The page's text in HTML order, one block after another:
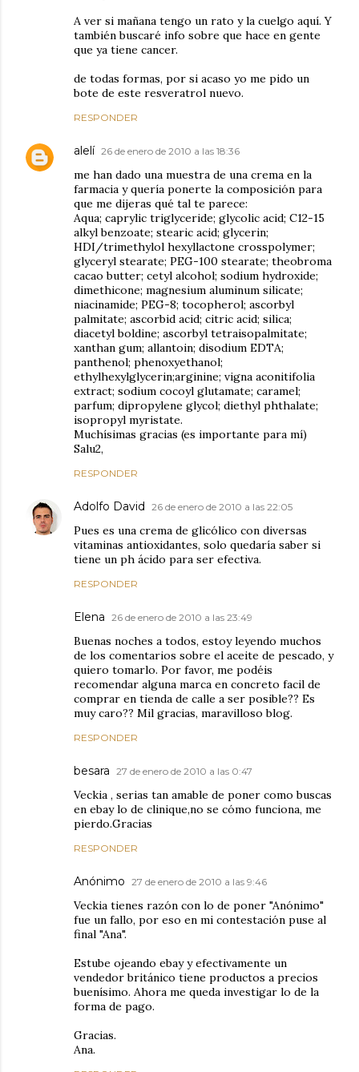
A ver si mañana tengo un rato y la cuelgo aquí. Y
también buscaré info sobre que hace en gente
que ya tiene cancer.
de todas formas, por si acaso yo me pido un
bote de este resveratrol nuevo.
RESPONDER
alelí 26 de enero de 2010 a las 18:36
me han dado una muestra de una crema en la
farmacia y quería ponerte la composición para
que me dijeras qué tal te parece:
Aqua; caprylic triglyceride; glycolic acid; C12-15
alkyl benzoate; stearic acid; glycerin;
HDI/trimethylol hexyllactone crosspolymer;
glyceryl stearate; PEG-100 stearate; theobroma
cacao butter; cetyl alcohol; sodium hydroxide;
dimethicone; magnesium aluminum silicate;
niacinamide; PEG-8; tocopherol; ascorbyl
palmitate; ascorbid acid; citric acid; silica;
diacetyl boldine; ascorbyl tetraisopalmitate;
xanthan gum; allantoin; disodium EDTA;
panthenol; phenoxyethanol;
ethylhexylglycerin;arginine; vigna aconitifolia
extract; sodium cocoyl glutamate; caramel;
parfum; dipropylene glycol; diethyl phthalate;
isopropyl myristate.
Muchísimas gracias (es importante para mí)
Salu2,
RESPONDER
Adolfo David 26 de enero de 2010 a las 22:05
Pues es una crema de glicólico con diversas
vitaminas antioxidantes, solo quedaría saber si
tiene un ph ácido para ser efectiva.
RESPONDER
Elena 26 de enero de 2010 a las 23:49
Buenas noches a todos, estoy leyendo muchos
de los comentarios sobre el aceite de pescado, y
quiero tomarlo. Por favor, me podéis
recomendar alguna marca en concreto facil de
comprar en tienda de calle a ser posible?? Es
muy caro?? Mil gracias, maravilloso blog.
RESPONDER
besara 27 de enero de 2010 a las 0:47
Veckia , serias tan amable de poner como buscas
en ebay lo de clinique,no se cómo funciona, me
pierdo.Gracias
RESPONDER
Anónimo 27 de enero de 2010 a las 9:46
Veckia tienes razón con lo de poner "Anónimo"
fue un fallo, por eso en mi contestación puse al
final "Ana".
Estube ojeando ebay y efectivamente un
vendedor británico tiene productos a precios
buenísimo. Ahora me queda investigar lo de la
forma de pago.
Gracias.
Ana.